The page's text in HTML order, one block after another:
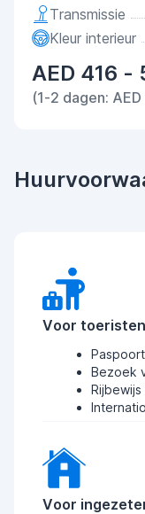
Transmissie
Kleur interieur
AED 416 -
(1-2 dagen:
Voor
Paspoort
Bezoek
Rijbewijs
Voor